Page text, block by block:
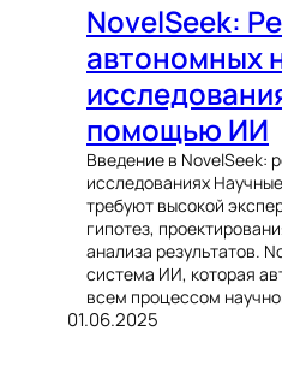
NovelSeek:
автономных
помощью ИИ
Введение в NovelSeek:
исследованиях
требуют высокой
гипотез,
анализа результатов.
система ИИ, которая
всем процессом
01.06.2025